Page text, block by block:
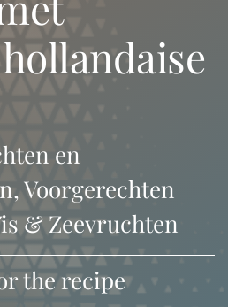
en
Voorgerechten
& Zeevruchten
the recipe